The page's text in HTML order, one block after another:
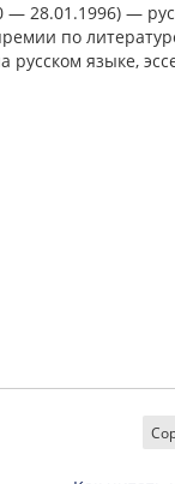
28.01.1996) —
по
русском языке,